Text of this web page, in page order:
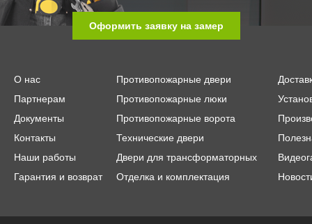
Оформить заявку на замер
О нас
Партнерам
Документы
Контакты
Наши работы
Гарантия и возврат
Противопожарные двери
Противопожарные люки
Противопожарные ворота
Технические двери
Двери для трансформаторных
Отделка и комплектация